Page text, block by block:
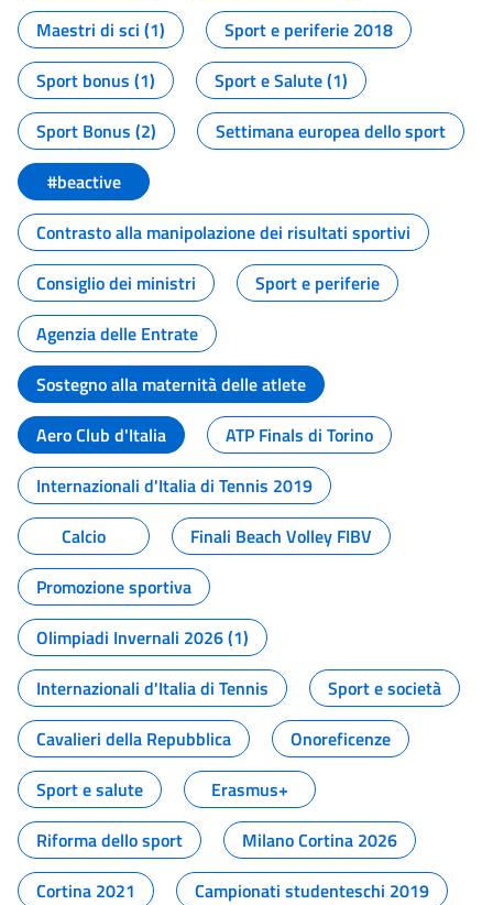
Maestri di sci (1)
Sport e periferie 2018
Sport bonus (1)
Sport e Salute (1)
Sport Bonus (2)
Settimana europea dello sport
#beactive
Contrasto alla manipolazione dei risultati sportivi
Consiglio dei ministri
Sport e periferie
Agenzia delle Entrate
Sostegno alla maternità delle atlete
Aero Club d'Italia
ATP Finals di Torino
Internazionali d'Italia di Tennis 2019
Calcio
Finali Beach Volley FIBV
Promozione sportiva
Olimpiadi Invernali 2026 (1)
Internazionali d'Italia di Tennis
Sport e società
Cavalieri della Repubblica
Onoreficenze
Sport e salute
Erasmus+
Riforma dello sport
Milano Cortina 2026
Cortina 2021
Campionati studenteschi 2019